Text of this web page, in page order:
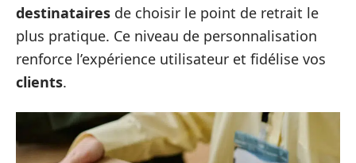
destinataires de choisir le point de retrait le
plus pratique. Ce niveau de personnalisation
renforce l’expérience utilisateur et fidélise vos
clients.